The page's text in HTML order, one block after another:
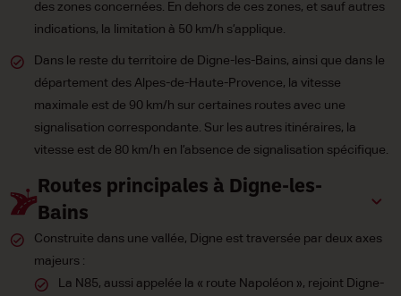
des zones concernées. En dehors de ces zones, et sauf autres
indications, la limitation à 50 km/h s’applique.
Dans le reste du territoire de Digne-les-Bains, ainsi que dans le
département des Alpes-de-Haute-Provence, la vitesse
maximale est de 90 km/h sur certaines routes avec une
signalisation correspondante. Sur les autres itinéraires, la
vitesse est de 80 km/h en l’absence de signalisation spécifique.
Routes principales à Digne-les-
Bains
Construite dans une vallée, Digne est traversée par deux axes
majeurs :
La N85, aussi appelée la « route Napoléon », rejoint Digne-